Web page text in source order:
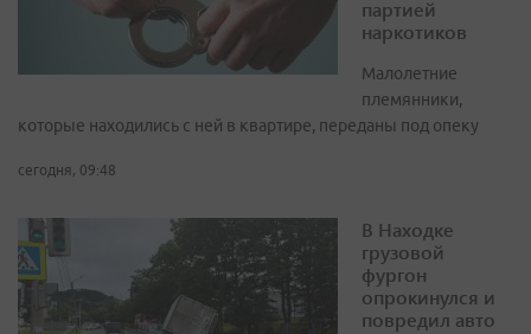
партией
наркотиков
Малолетние
племянники,
которые находились с ней в квартире, переданы под опеку
сегодня, 09:48
В Находке
грузовой
фургон
опрокинулся и
повредил авто